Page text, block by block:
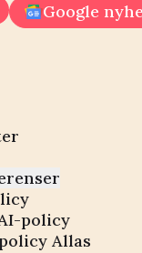
Google
policy
Allas